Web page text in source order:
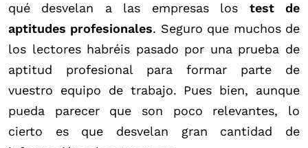
qué desvelan a las empresas los test de
aptitudes profesionales. Seguro que muchos de
los lectores habréis pasado por una prueba de
aptitud profesional para formar parte de
vuestro equipo de trabajo. Pues bien, aunque
pueda parecer que son poco relevantes, lo
cierto es que desvelan gran cantidad de